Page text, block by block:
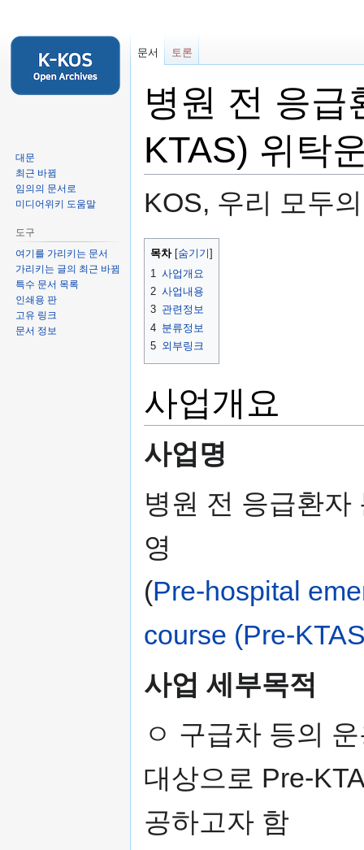
병원 전 응급
KTAS) 위탁
KOS, 우리 모두
둘
가
기
검
기
목차
1 사업개요
2 사업내용
3 관련정보
4 분류정보
5 외부링크
사업개요
사업명
병원 전 응급환자
영
(Pre-hospital
course (Pre-
사업 세부목적
ㅇ 구급차 등의
대상으로 Pre-
공하고자 함
문서 토론
대문
최근 바뀜
임의의 문서로
미디어위키 도움말
도구
여기를 가리키는 문서
가리키는 글의 최근 바뀜
특수 문서 목록
인쇄용 판
고유 링크
문서 정보